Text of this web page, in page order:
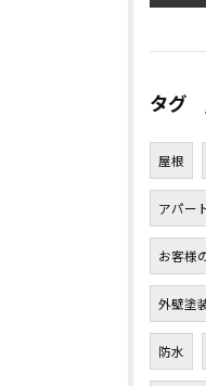
タグ
屋根
アパー
お客様
外壁塗
防水